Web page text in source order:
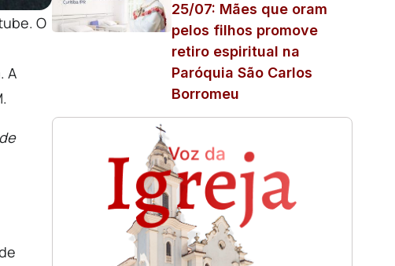
O
A
25/07: Mães que oram
pelos filhos promove
retiro espiritual na
Paróquia São Carlos
Borromeu